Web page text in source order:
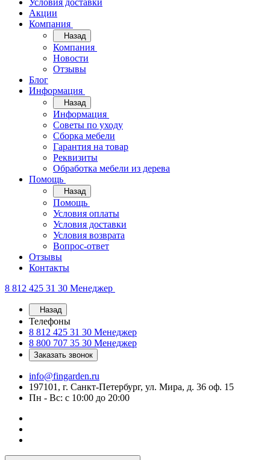
Условия доставки
Акции
Компания
Назад
Компания
Новости
Отзывы
Блог
Информация
Назад
Информация
Советы по уходу
Сборка мебели
Гарантия на товар
Реквизиты
Обработка мебели из дерева
Помощь
Назад
Помощь
Условия оплаты
Условия доставки
Условия возврата
Вопрос-ответ
Отзывы
Контакты
8 812 425 31 30 Менеджер
Назад
Телефоны
8 812 425 31 30 Менеджер
8 800 707 35 30 Менеджер
Заказать звонок
info@fingarden.ru
197101, г. Санкт-Петербург, ул. Мира, д. 36 оф. 15
Пн - Вс: с 10:00 до 20:00